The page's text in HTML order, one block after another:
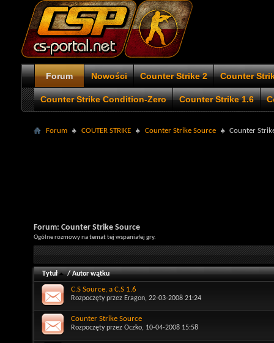
Forum Nowości Counter Strike 2 Counter
Counter Strike Condition-Zero Counter Strike 1.6
Forum COUTER STRIKE Counter Strike Source Counter
Forum: Counter Strike Source
Ogólne rozmowy na temat tej wspaniałej gry.
Tytuł /Autor wątku
C.S Source, a C.S 1.6
Rozpoczęty przez Eragon, 22-03-2008 21:24
Counter Strike Source
Rozpoczęty przez Oczko, 10-04-2008 15:58